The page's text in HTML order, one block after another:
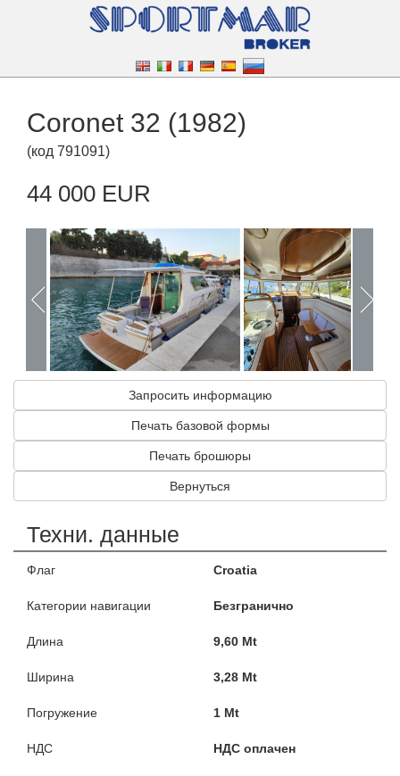
Coronet 32 (1982)
(код 791091)
44 000 EUR
Запросить информацию
Печать базовой формы
Печать брошюры
Вернуться
Техни. данные
Флаг Croatia
Категории навигации Безгранично
Длина 9,60 Mt
Ширина 3,28 Mt
Погружение 1 Mt
НДС НДС оплачен